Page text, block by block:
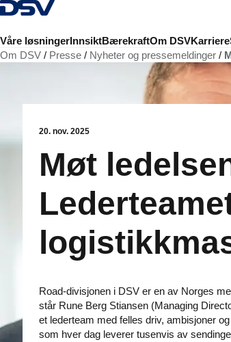
Tilbake til hjemmesiden
Våre løsningerInnsiktBærekraftOm DSVKarriere
Om DSV Presse Nyheter og pressemeldinger
20. nov. 2025
Møt
Road-divisjonen i DSV er en av Norges
står Rune Berg Stiansen (Managing
et lederteam med felles driv, ambisjoner
som hver dag leverer tusenvis av